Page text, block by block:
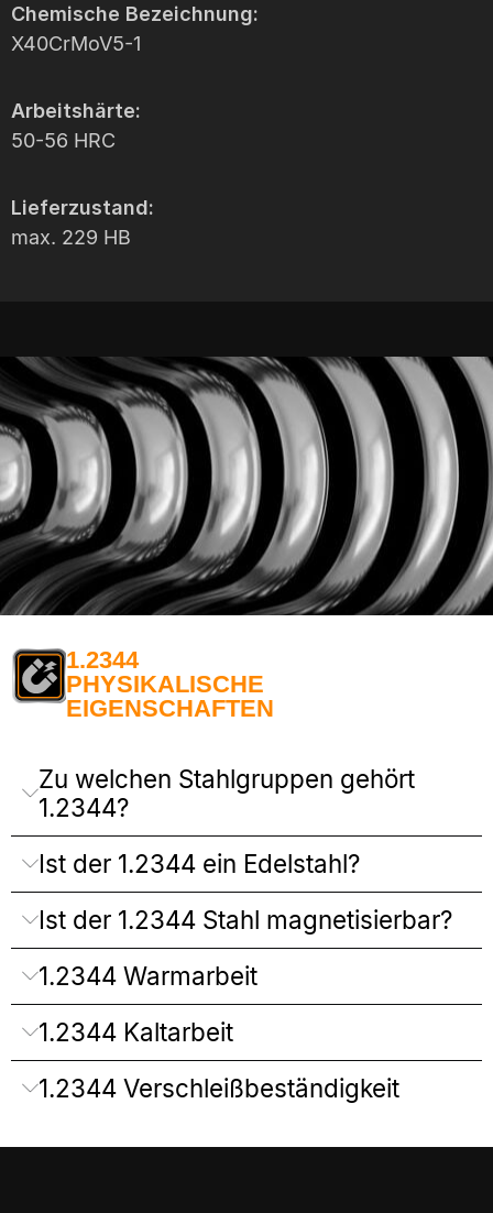
Chemische Bezeichnung:
X40CrMoV5-1
Arbeitshärte:
50-56 HRC
Lieferzustand:
max. 229 HB
1.2344
PHYSIKALISCHE
EIGENSCHAFTEN
Zu welchen Stahlgruppen gehört
1.2344?
Ist der 1.2344 ein Edelstahl?
Ist der 1.2344 Stahl magnetisierbar?
1.2344 Warmarbeit
1.2344 Kaltarbeit
1.2344 Verschleißbeständigkeit